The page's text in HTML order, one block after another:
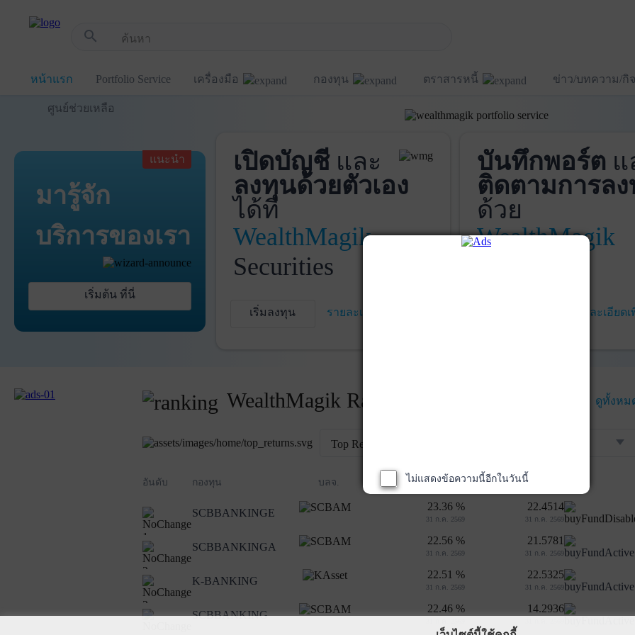
search
หน้าแรก Portfolio Service เครื่องมือ กองทุน ตราสารหนี้ ข่าว/บทความ/กิ
ศูนย์ช่วยเหลือ
แนะนำ
มารู้จัก
บริการของเรา
เริ่มต้น ที่นี่
เปิดบัญชีและ
ลงทุนด้วยตัวเอง
ได้ที่
WealthMagik
Securities
เริ่มลงทุน รายละเอียดเพิ่มเติม
บันทึกพอร์ต แ
ติดตามการล
ด้วย
WealthMagik
รายละเอียด
WealthMagik Rankings ดูทั้งหม
Top Returns
อันดับ กองทุน บลจ. ผลตอบแทน 3 ปี
1
SCBBANKINGE
23.36 %
31 ก.ค. 2569
22.4514
31 ก.ค. 2569
2
SCBBANKINGA
22.56 %
31 ก.ค. 2569
21.5781
31 ก.ค. 2569
3
K-BANKING
22.51 %
31 ก.ค. 2569
22.5325
31 ก.ค. 2569
SCBBANKING
22.46 % 14.2936
ไม่แสดงข้อความนี้อีกในวันนี้